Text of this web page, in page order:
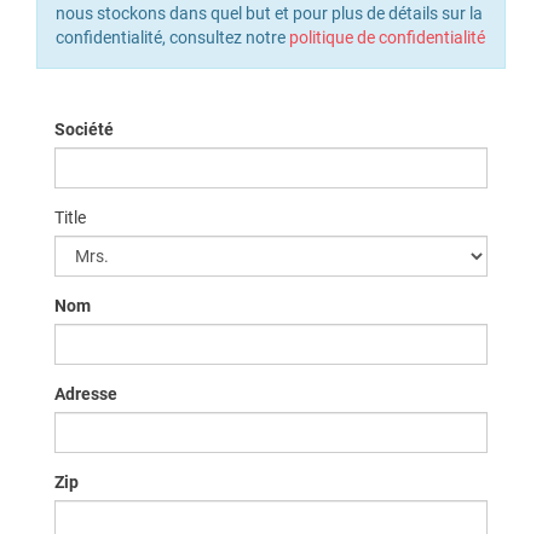
nous stockons dans quel but et pour plus de détails sur la
confidentialité, consultez notre politique de confidentialité
Société
Title
Nom
Adresse
Zip